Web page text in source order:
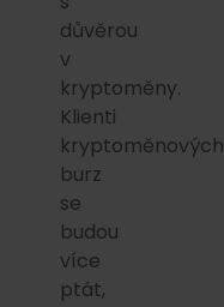
důvěrou
v
kryptoměny.
Klienti
kryptoměnových
burz
se
budou
více
ptát,